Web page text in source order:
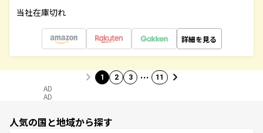
当社在庫切れ
詳細を見る
1 2 3 … 11
AD
AD
人気の国と地域から探す